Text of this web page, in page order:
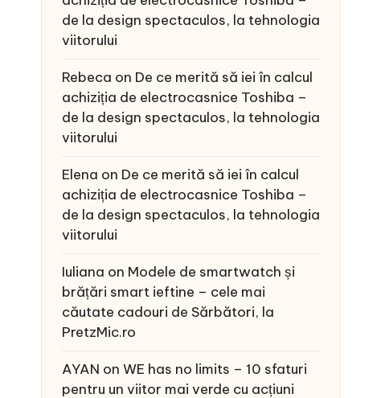
de la design spectaculos, la tehnologia
viitorului
Rebeca on De ce merită să iei în calcul
achiziția de electrocasnice Toshiba –
de la design spectaculos, la tehnologia
viitorului
Elena on De ce merită să iei în calcul
achiziția de electrocasnice Toshiba –
de la design spectaculos, la tehnologia
viitorului
Iuliana on Modele de smartwatch și
brățări smart ieftine – cele mai
căutate cadouri de Sărbători, la
PretzMic.ro
AYAN on WE has no limits – 10 sfaturi
pentru un viitor mai verde cu acțiuni